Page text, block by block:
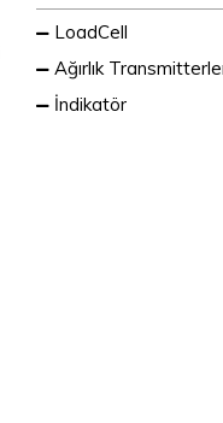
LoadCell
Ağırlık
İndikatör